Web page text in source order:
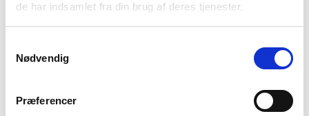
de har indsamlet fra din brug af deres tjenester.
Nødvendig
Præferencer
Bruttofortjeneste -8
Resultat før skat 320
Årets Resultat 323